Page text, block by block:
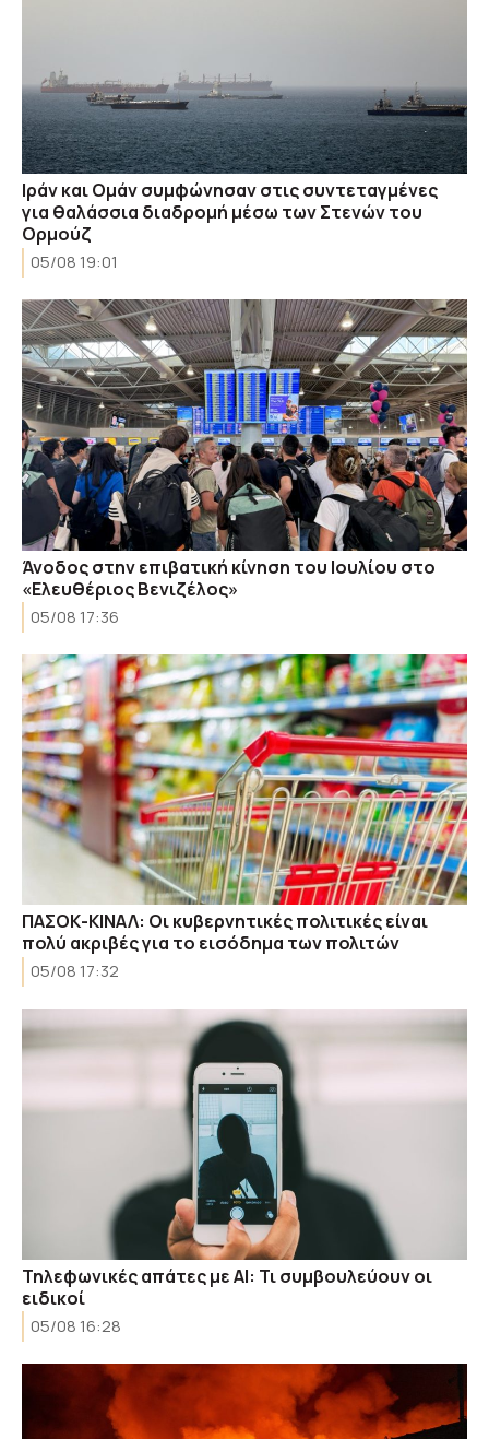
Ιράν και Ομάν συμφώνησαν στις συντεταγμένες
για θαλάσσια διαδρομή μέσω των Στενών του
Ορμούζ
05/08 19:01
Άνοδος στην επιβατική κίνηση του Ιουλίου στο
«Ελευθέριος Βενιζέλος»
05/08 17:36
ΠΑΣΟΚ-ΚΙΝΑΛ: Οι κυβερνητικές πολιτικές είναι
πολύ ακριβές για το εισόδημα των πολιτών
05/08 17:32
Τηλεφωνικές απάτες με ΑΙ: Τι συμβουλεύουν οι
ειδικοί
05/08 16:28